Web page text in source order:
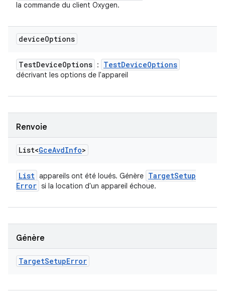
la commande du client Oxygen.
deviceOptions
TestDeviceOptions : TestDeviceOptions
décrivant les options de l'appareil
Renvoie
List<GceAvdInfo>
List appareils ont été loués. Génère TargetSetup
Error si la location d'un appareil échoue.
Génère
TargetSetupError